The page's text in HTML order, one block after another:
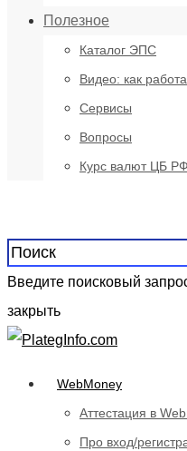
Полезное
Каталог ЭПС
Видео: как
Сервисы
Вопросы
Курс валют ЦБ РФ
Введите поисковый
закрыть
WebMoney
Аттестация в
Про вход/